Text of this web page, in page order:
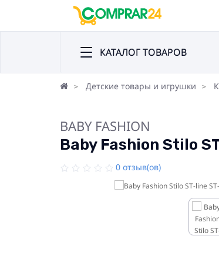
КАТАЛОГ ТОВАРОВ
Детские товары и игрушки
BABY FASHION
Baby Fashion Stilo
0 отзыв(ов)